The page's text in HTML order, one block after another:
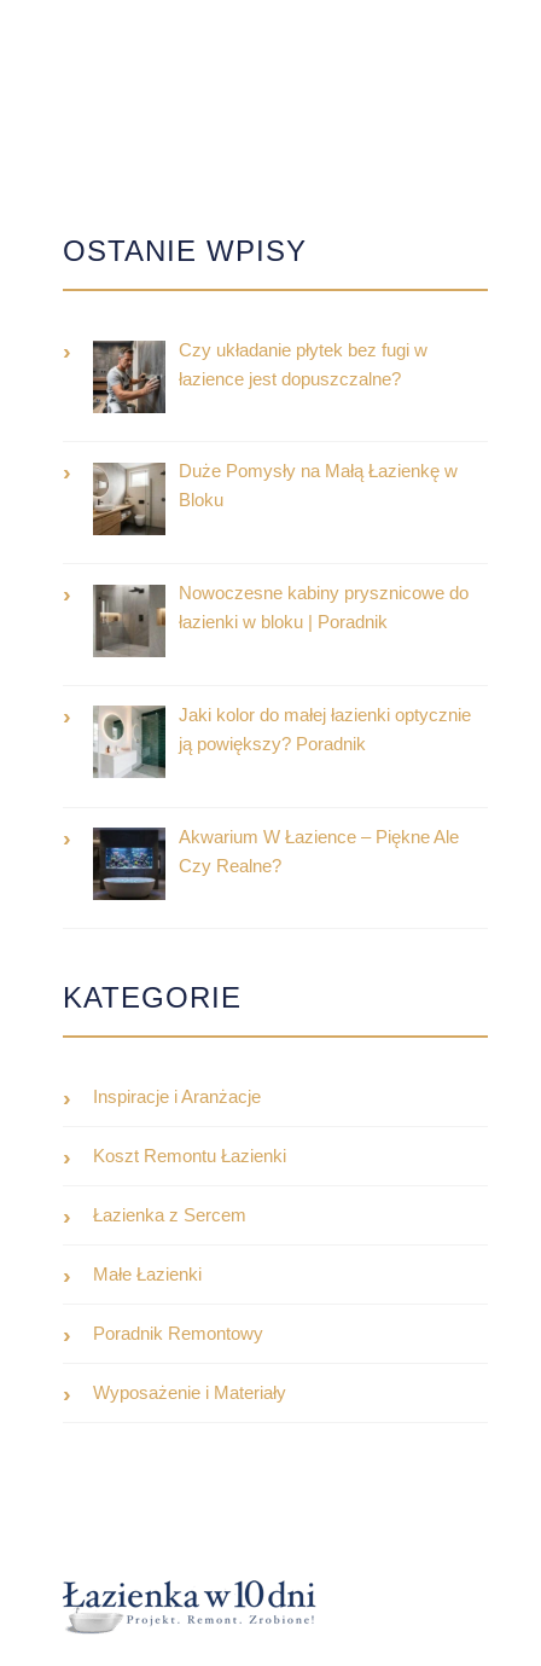
OSTANIE WPISY
Czy układanie płytek bez fugi w
łazience jest dopuszczalne?
Duże Pomysły na Małą Łazienkę w
Bloku
Nowoczesne kabiny prysznicowe do
łazienki w bloku | Poradnik
Jaki kolor do małej łazienki optycznie
ją powiększy? Poradnik
Akwarium W Łazience – Piękne Ale
Czy Realne?
KATEGORIE
Inspiracje i Aranżacje
Koszt Remontu Łazienki
Łazienka z Sercem
Małe Łazienki
Poradnik Remontowy
Wyposażenie i Materiały